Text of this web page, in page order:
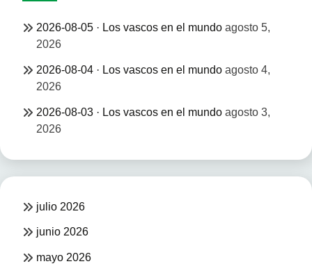
2026-08-05 · Los vascos en el mundo agosto 5,
2026
2026-08-04 · Los vascos en el mundo agosto 4,
2026
2026-08-03 · Los vascos en el mundo agosto 3,
2026
julio 2026
junio 2026
mayo 2026